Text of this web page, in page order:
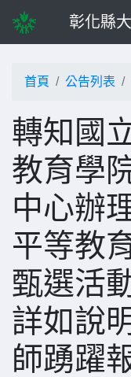
彰化縣
首頁 公告列表
轉知國
教育學
中心辦
平等教
甄選活
詳如說
師踴躍